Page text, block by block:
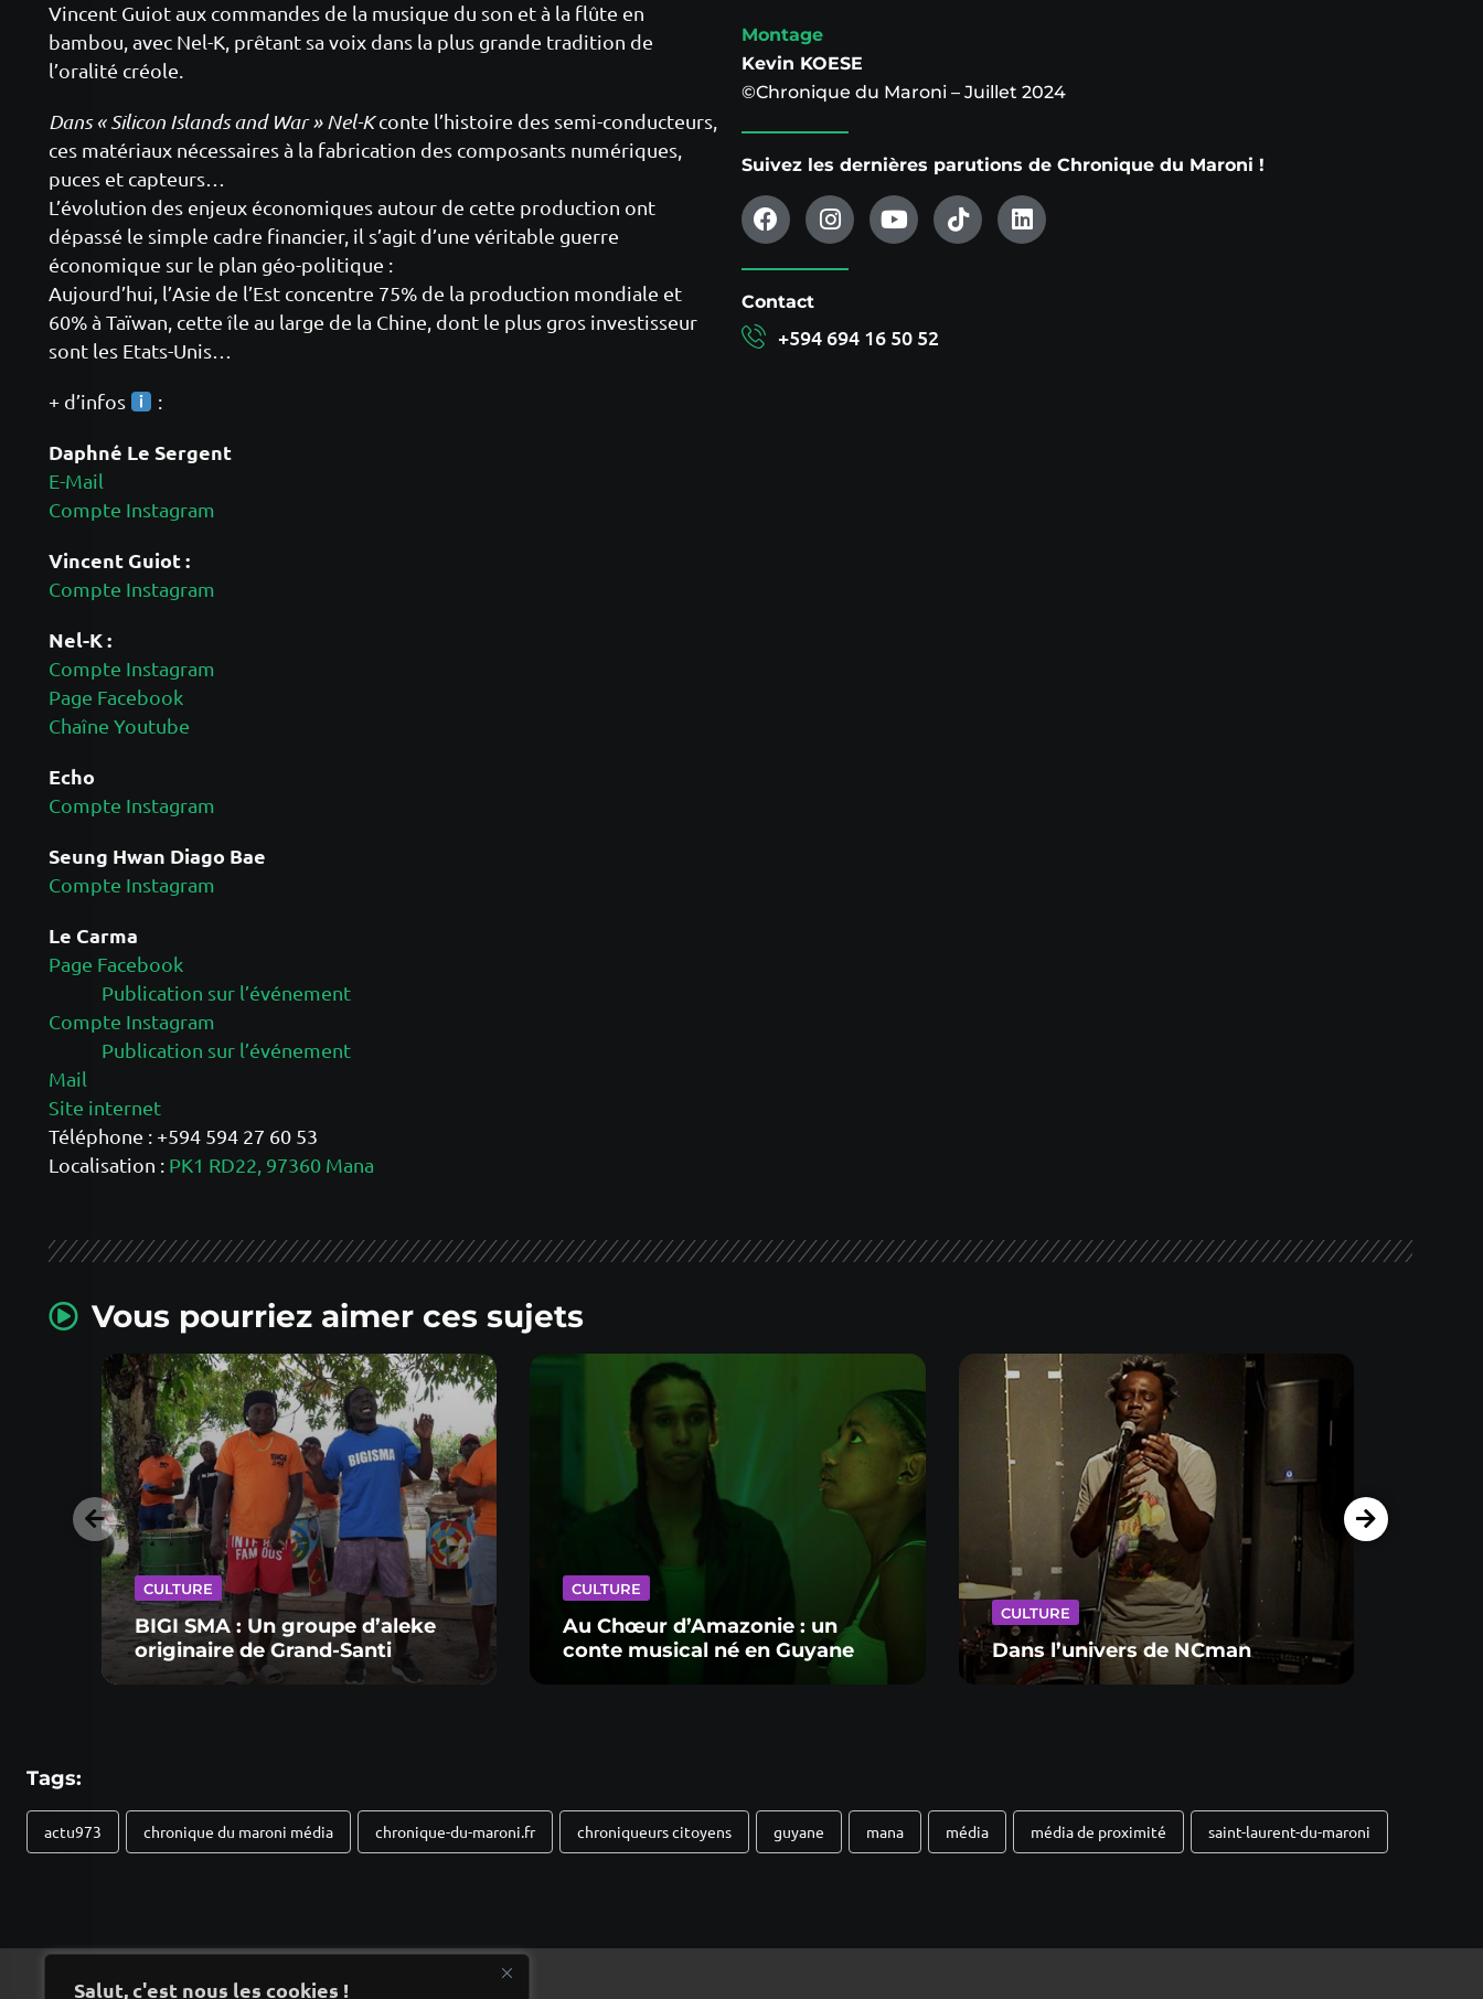
Salut, c'est nous les cookies !
Vincent Guiot aux commandes de la musique du son et à la flûte en
bambou, avec Nel-K, prêtant sa voix dans la plus grande tradition de
l’oralité créole.
Dans « Silicon Islands and War » Nel-Kconte l’histoire des semi-conducteurs,
ces matériaux nécessaires à la fabrication des composants numériques,
puces et capteurs…
L’évolution des enjeux économiques autour de cette production ont
dépassé le simple cadre financier, il s’agit d’une véritable guerre
économique sur le plan géo-politique :
Aujourd’hui, l’Asie de l’Est concentre 75% de la production mondiale et
60% à Taïwan, cette île au large de la Chine, dont le plus gros investisseur
sont les Etats-Unis…
+ d’infos :
Daphné Le Sergent
E-Mail
Compte Instagram
Vincent Guiot :
Compte Instagram
Nel-K :
Compte Instagram
Page Facebook
Chaîne Youtube
Echo
Compte Instagram
Seung Hwan Diago Bae
Compte Instagram
Le Carma
Page Facebook
Publication sur l’événement
Compte Instagram
Publication sur l’événement
Mail
Site internet
Téléphone : +594 594 27 60 53
Localisation : PK1 RD22, 97360 Mana
Montage
Kevin KOESE
©Chronique du Maroni – Juillet 2024
Suivez les dernières parutions de Chronique du Maroni !
Contact
+594 694 16 50 52
Vous pourriez aimer ces sujets
CULTURE
BIGI SMA : Un groupe d’aleke
originaire de Grand-Santi
CULTURE
Au Chœur d’Amazonie : un
conte musical né en Guyane
CULTURE
Dans l’univers de NCman
Tags:
actu973 chronique du maroni média chronique-du-maroni.fr chroniqueurs citoyens guyane mana média média de proximité saint-laurent-du-maroni